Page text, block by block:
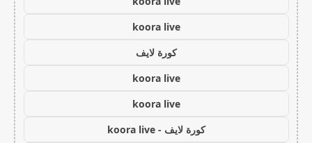
koora live
كورة لايف
koora live
koora live
كورة لايف - koora live